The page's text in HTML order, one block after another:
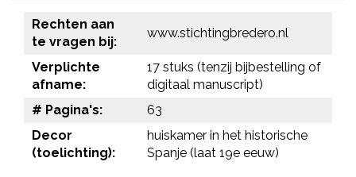
Rechten aan
te vragen bij:
www.stichtingbredero.nl
Verplichte
afname:
17 stuks (tenzij bijbestelling of
digitaal manuscript)
# Pagina's:
63
Decor
(toelichting):
huiskamer in het historische
Spanje (laat 19e eeuw)